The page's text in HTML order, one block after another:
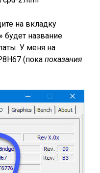
на вкладку
будет название
У меня на
(покапоказания